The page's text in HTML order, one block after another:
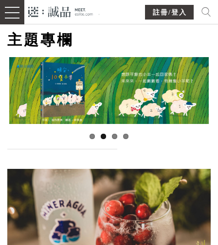
註冊/登入
主題專欄